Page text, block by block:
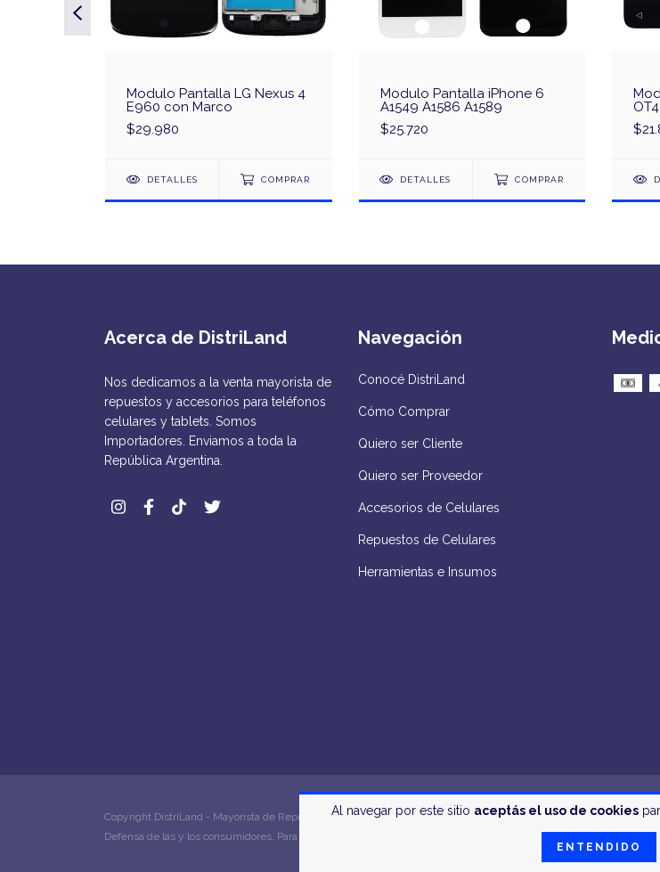
Al navegar por este sitio aceptás el uso de cookies
ENTENDIDO
Modulo Pantalla LG Nexus 4
E960 con Marco
$29.980
DETALLES COMPRAR
Modulo Pantalla iPhone 6
A1549 A1586 A1589
$25.720
DETALLES COMPRAR
Acerca de DistriLand
Nos dedicamos a la venta mayorista de
repuestos y accesorios para teléfonos
celulares y tablets. Somos
Importadores. Enviamos a toda la
República Argentina.
Navegación
Conocé DistriLand
Cómo Comprar
Quiero ser Cliente
Quiero ser Proveedor
Accesorios de Celulares
Repuestos de Celulares
Herramientas e Insumos
Copyright DistriLand - Mayorista de Repuestos y Accesorios de Teléfonos Celulares y Tablets - 2026. Todos los
Defensa de las y los consumidores. Para reclamos